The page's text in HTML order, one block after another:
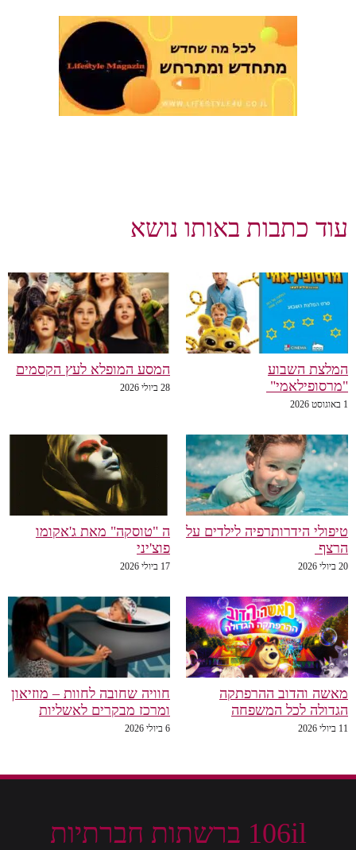
עוד כתבות באותו נושא
המלצת השבוע
"מרסופילאמי"
1 באוגוסט 2026
המסע המופלא לעץ הקסמים
28 ביולי 2026
טיפולי הידרותרפיה לילדים על
הרצף
20 ביולי 2026
ה "טוסקה" מאת ג'אקומו
פוצ'יני
17 ביולי 2026
מאשה והדוב ההרפתקה
הגדולה לכל המשפחה
11 ביולי 2026
חוויה שחובה לחוות – מוזיאון
ומרכז מבקרים לאשליות
6 ביולי 2026
106il ברשתות חברתיות